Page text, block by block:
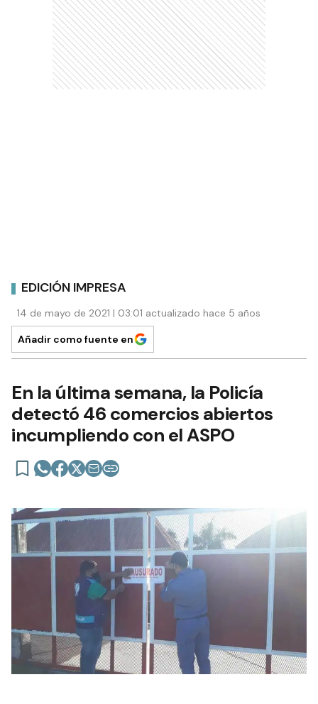
EDICIÓN IMPRESA
14 de mayo de 2021 | 03:01 actualizado hace 5 años
Añadir como fuente en
En la última semana, la Policía
detectó 46 comercios abiertos
incumpliendo con el ASPO